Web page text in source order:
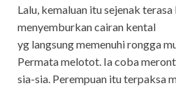
Lalu, kemaluan itu sejenak
menyemburkan cairan kental
yg langsung memenuhi rongga
Permata melotot. Ia coba
sia-sia. Perempuan itu terpaksa